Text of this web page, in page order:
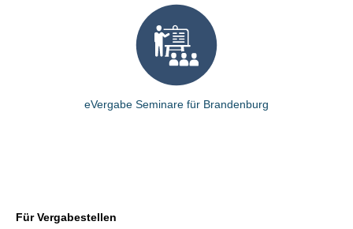
eVergabe Seminare für Brandenburg
Für Vergabestellen